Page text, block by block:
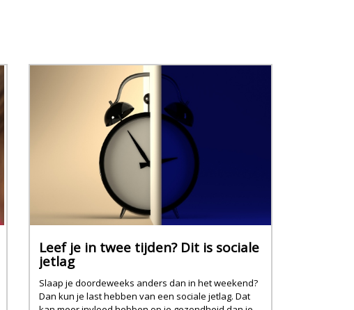
Leef je in twee tijden? Dit is sociale
jetlag
Slaap je doordeweeks anders dan in het weekend?
Dan kun je last hebben van een sociale jetlag. Dat